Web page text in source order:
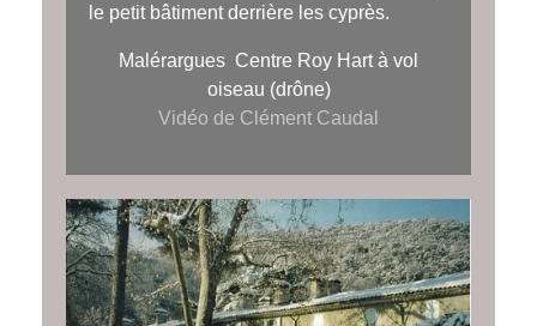
le petit bâtiment derrière les cyprès.
Malérargues Centre Roy Hart à vol
oiseau (drône)
Vidéo de Clément Caudal